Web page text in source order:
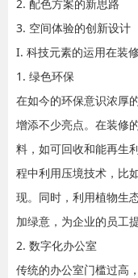
2. 配色方案的新思路
3. 空间体验的创新设计
I. 科技元素的运用在装
1. 绿色环保
在如今的环保意识浓厚
增添不少亮点。在装修
料，如可回收和能再生
程中利用压境技术，比
现。同时，利用植物生
加绿意，为企业的员工
2. 数字化办公室
传统的办公室门槛过高